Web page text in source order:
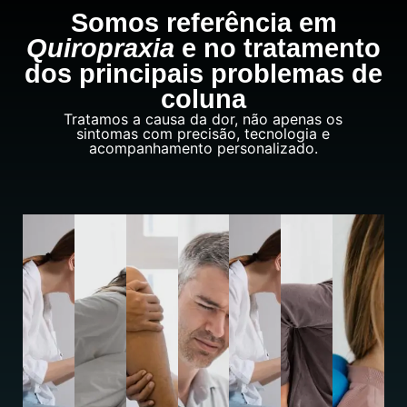
Somos referência em
Quiropraxia e no tratamento
dos principais problemas de
coluna
Tratamos a causa da dor, não apenas os
sintomas com precisão, tecnologia e
acompanhamento personalizado.